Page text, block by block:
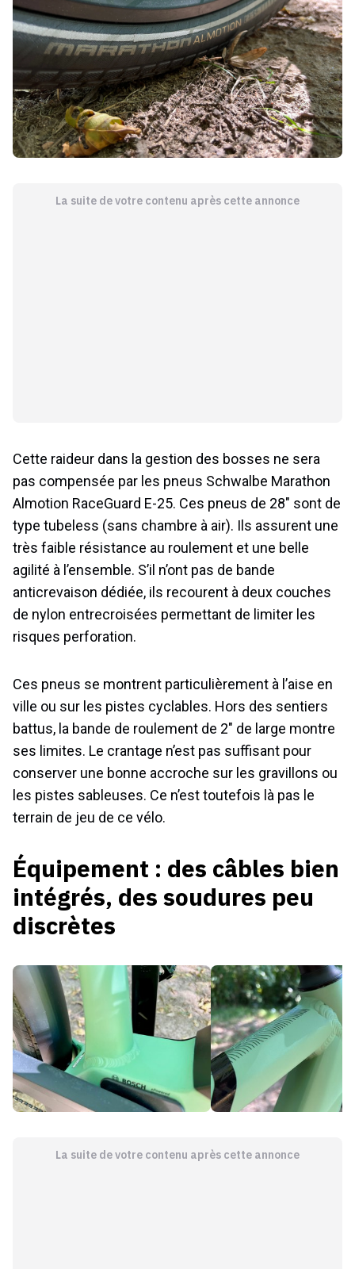
La suite de votre contenu après cette annonce
Cette raideur dans la gestion des bosses ne sera
pas compensée par les pneus Schwalbe Marathon
Almotion RaceGuard E-25. Ces pneus de 28″ sont de
type tubeless (sans chambre à air). Ils assurent une
très faible résistance au roulement et une belle
agilité à l’ensemble. S’il n’ont pas de bande
anticrevaison dédiée, ils recourent à deux couches
de nylon entrecroisées permettant de limiter les
risques perforation.
Ces pneus se montrent particulièrement à l’aise en
ville ou sur les pistes cyclables. Hors des sentiers
battus, la bande de roulement de 2″ de large montre
ses limites. Le crantage n’est pas suffisant pour
conserver une bonne accroche sur les gravillons ou
les pistes sableuses. Ce n’est toutefois là pas le
terrain de jeu de ce vélo.
Équipement : des câbles bien
intégrés, des soudures peu
discrètes
La suite de votre contenu après cette annonce